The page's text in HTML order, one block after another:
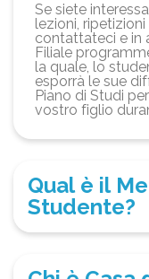
Se siete
lezioni,
contattateci e in
Filiale
la quale, lo
esporrà le sue
Piano di Studi
vostro figlio
Qual è il
Studente?